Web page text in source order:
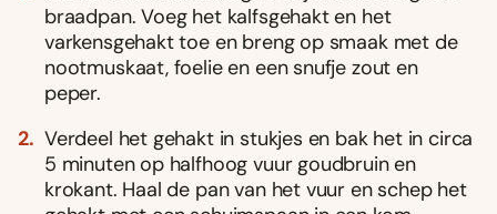
braadpan. Voeg het kalfsgehakt en het
varkensgehakt toe en breng op smaak met de
nootmuskaat, foelie en een snufje zout en
peper.
Verdeel het gehakt in stukjes en bak het in circa
5 minuten op halfhoog vuur goudbruin en
krokant. Haal de pan van het vuur en schep het